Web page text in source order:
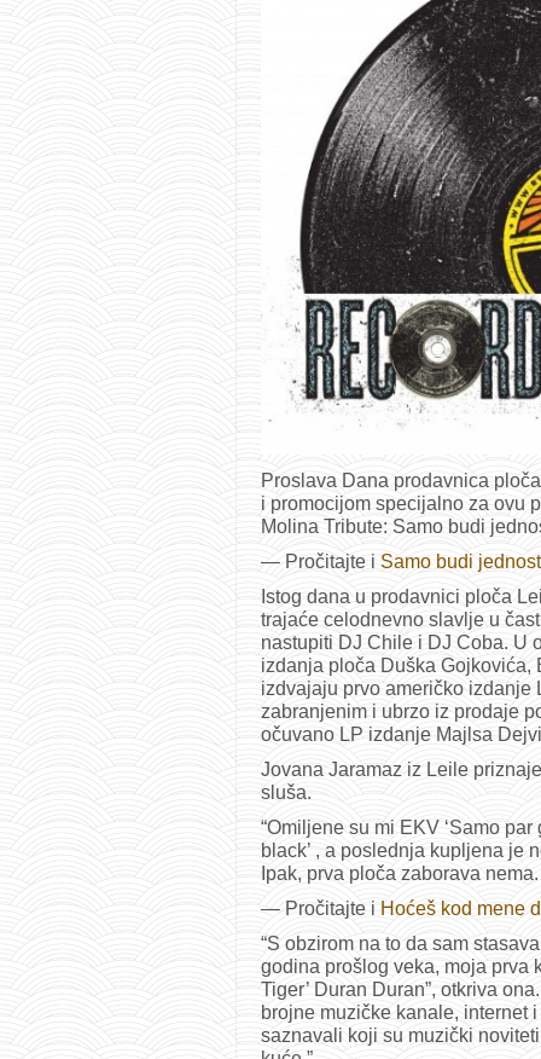
Proslava Dana prodavnica
i promocijom specijalno za ovu
Molina Tribute: Samo budi
— Pročitajte i Samo budi
Istog dana u prodavnici ploča
trajaće celodnevno slavlje u
nastupiti DJ Chile i DJ Coba. U
izdanja ploča Duška Gojkovića,
izdvajaju prvo američko izdanje
zabranjenim i ubrzo iz prodaje
očuvano LP izdanje Majlsa
Jovana Jaramaz iz Leile
sluša.
“Omiljene su mi EKV ‘Samo
black’ , a poslednja kupljena je
Ipak, prva ploča zaborava nema.
— Pročitajte i Hoćeš kod mene
“S obzirom na to da sam
godina prošlog veka, moja prva
Tiger’ Duran Duran”, otkriva
brojne muzičke kanale, internet
saznavali koji su muzički